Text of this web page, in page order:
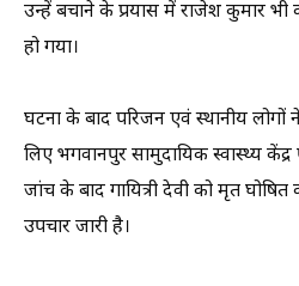
उन्हें बचाने के प्रयास में राजेश कुमार
हो गया।
घटना के बाद परिजन एवं स्थानीय
लिए भगवानपुर सामुदायिक स्वास्थ्य
जांच के बाद गायित्री देवी को मृत
उपचार जारी है।